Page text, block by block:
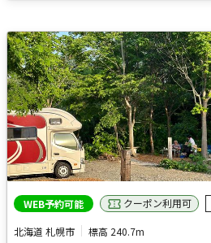
WEB予約可能 クーポン利用可
北海道 札幌市
標高 240.7m